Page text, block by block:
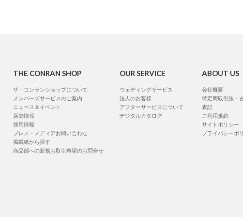
THE CONRAN SHOP
ザ・コンランショップについて
メンバーズサービスのご案内
ニュース＆イベント
店舗情報
採用情報
プレス・メディアお問い合わせ
掲載紙から探す
商品部への新規お取引希望のお問合せ
OUR SERVICE
ウェディングサービス
法人のお客様
アフターサービスについて
デジタルカタログ
ABOUT US
会社概要
特定商取引法・
表記
ご利用規約
サイトポリシー
プライバシーポ